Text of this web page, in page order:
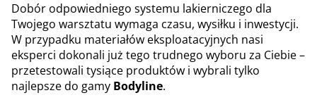
Dobór odpowiedniego systemu lakierniczego dla
Twojego warsztatu wymaga czasu, wysiłku i inwestycji.
W przypadku materiałów eksploatacyjnych nasi
eksperci dokonali już tego trudnego wyboru za Ciebie –
przetestowali tysiące produktów i wybrali tylko
najlepsze do gamy Bodyline.